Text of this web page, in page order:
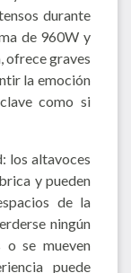
durante
de 960W y
ofrece graves
la emoción
como si
los altavoces
y pueden
de la
ningún
o se mueven
puede